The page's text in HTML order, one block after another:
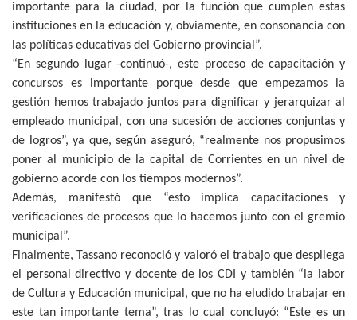
importante para la ciudad, por la función que cumplen estas
instituciones en la educación y, obviamente, en consonancia con
las políticas educativas del Gobierno provincial”.
“En segundo lugar -continuó-, este proceso de capacitación y
concursos es importante porque desde que empezamos la
gestión hemos trabajado juntos para dignificar y jerarquizar al
empleado municipal, con una sucesión de acciones conjuntas y
de logros”, ya que, según aseguró, “realmente nos propusimos
poner al municipio de la capital de Corrientes en un nivel de
gobierno acorde con los tiempos modernos”.
Además, manifestó que “esto implica capacitaciones y
verificaciones de procesos que lo hacemos junto con el gremio
municipal”.
Finalmente, Tassano reconoció y valoró el trabajo que despliega
el personal directivo y docente de los CDI y también “la labor
de Cultura y Educación municipal, que no ha eludido trabajar en
este tan importante tema”, tras lo cual concluyó: “Este es un